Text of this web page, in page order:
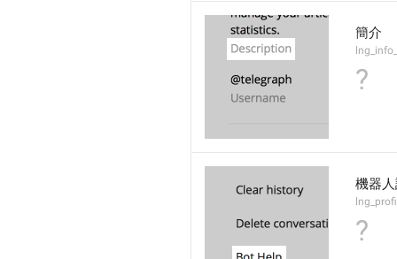
簡介
?
機器
?